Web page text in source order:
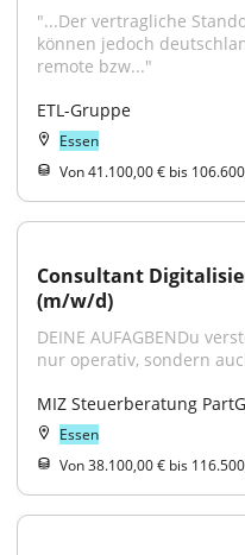
"...Der vertragliche
können jedoch
remote bzw..."
ETL-Gruppe
Essen
Von 41.100,00 € bis
Consultant
(m/w/d)
DEINE AUFAGBENDu
nur operativ, sondern
MIZ Steuerberatung
Essen
Von 38.100,00 € bis